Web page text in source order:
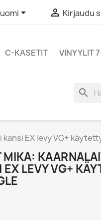
  Kirjaudu
C-KASETIT VINYYLIT
search
EX levy VG+
MIKA:
LEVY VG+